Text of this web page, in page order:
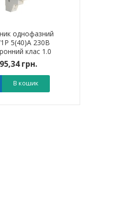
однофазний
5(40)А 230В
клас 1.0
TNSy
грн.
В кошик